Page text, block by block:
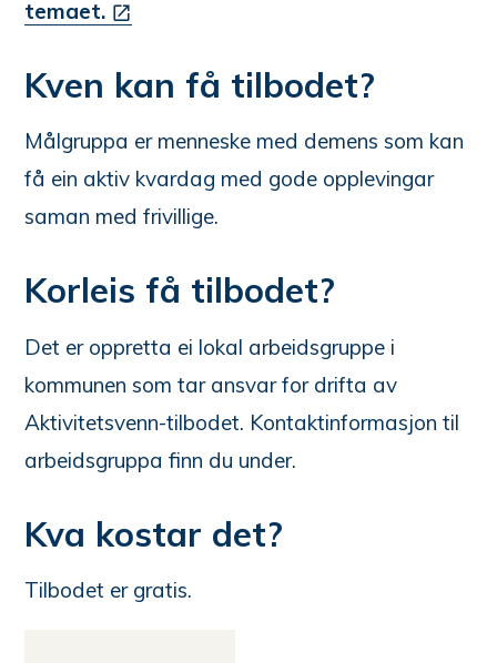
temaet.
Kven kan få tilbodet?
Målgruppa er menneske med demens som kan
få ein aktiv kvardag med gode opplevingar
saman med frivillige.
Korleis få tilbodet?
Det er oppretta ei lokal arbeidsgruppe i
kommunen som tar ansvar for drifta av
Aktivitetsvenn-tilbodet. Kontaktinformasjon til
arbeidsgruppa finn du under.
Kva kostar det?
Tilbodet er gratis.